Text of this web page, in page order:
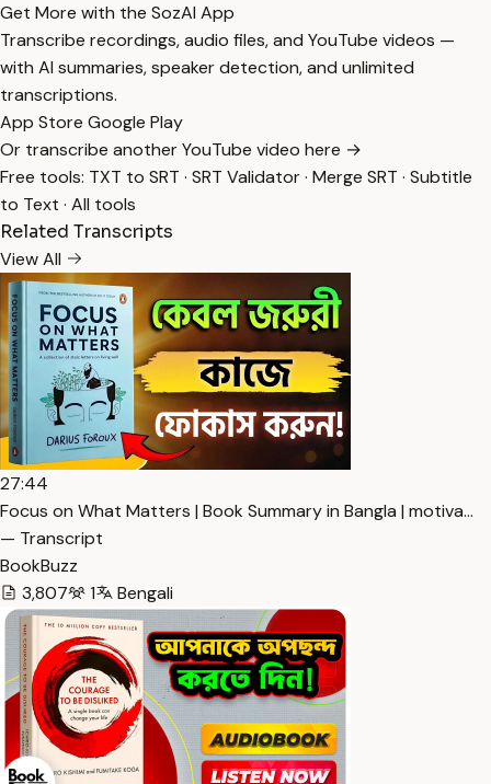
Get More with the SozAI App
Transcribe recordings, audio files, and YouTube videos —
with AI summaries, speaker detection, and unlimited
transcriptions.
App Store Google Play
Or transcribe another YouTube video here →
Free tools: TXT to SRT · SRT Validator· Merge SRT · Subtitle
to Text · All tools
Related Transcripts
View All
27:44
Focus on What Matters | Book Summary in Bangla | motiva…
— Transcript
BookBuzz
3,807
1 Bengali